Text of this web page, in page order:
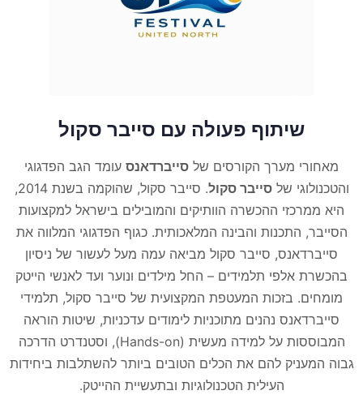
שיתוף פעולה עם סייבר סקול
מאחורי מערך הקורסים של סייברדאנס עומד הגב הפדגוגי
והטכנולוגי שלסייבר סקול
. סייבר סקול, שהוקמה בשנת 2014,
היא ממרכזי ההכשרה הוותיקים והמובילים בישראל למקצועות
הסייבר, התכנות והבינה המלאכותית. כגוף הפדגוגי המלווה את
סייברדאנס, סייבר סקול מביאה עמה מעל לעשור של ניסיון
בהכשרת אלפי תלמידים – החל מילדים ונוער ועד לאנשי הייטק
מומחים. בזכות המעטפת המקצועית של סייבר סקול, תלמידי
סייברדאנס נהנים מתוכניות לימודים עדכניות, שיטות הוראה
המבוססות על למידה מעשית (Hands-on), וסטנדרט הדרכה
גבוה המעניק להם את הכלים הטובים ביותר להשתלבות ביחידות
העילית הטכנולוגיות ובתעשיית ההייטק.